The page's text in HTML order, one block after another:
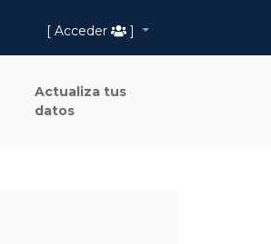
[ Acceder
]
Actualiza tus
datos